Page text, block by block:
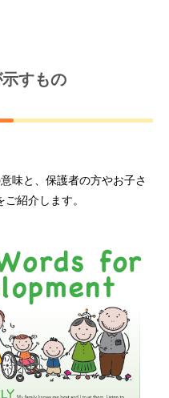
すもの
味と、保護者の方やお子さ
紹介します。